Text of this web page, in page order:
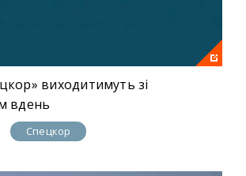
виходитимуть зі
вдень
Спецкор